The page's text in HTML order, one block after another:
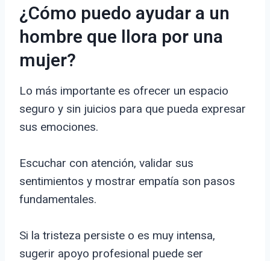
¿Cómo puedo ayudar a un
hombre que llora por una
mujer?
Lo más importante es ofrecer un espacio
seguro y sin juicios para que pueda expresar
sus emociones.
Escuchar con atención, validar sus
sentimientos y mostrar empatía son pasos
fundamentales.
Si la tristeza persiste o es muy intensa,
sugerir apoyo profesional puede ser